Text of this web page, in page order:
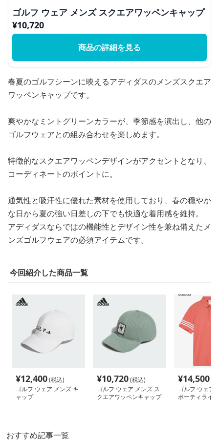
ゴルフ ウェア メンズ スクエアワッペンキャップ
¥10,720
商品の詳細を見る
春夏のゴルフシーンに映えるアディダスのメンズスクエア
ワッペンキャップです。
爽やかなミントグリーンカラーが、季節感を演出し、他の
ゴルフウェアとの組み合わせを楽しめます。
特徴的なスクエアワッペンデザインがアクセントとなり、
コーディネートのポイントに。
通気性と吸汗性に優れた素材を使用しており、春の穏やか
な日から夏の強い日差しの下でも快適な着用感を維持。
アディダスならではの機能性とデザイン性を兼ね備えたメ
ンズゴルフウェアの必須アイテムです。
今回紹介した商品一覧
¥12,400(税込)
ゴルフ ウェア メンズ キ
ャップ
¥10,720(税込)
ゴルフ ウェア メンズ ス
クエアワッペンキャップ
¥14,500
ゴルフ ウェア
ポーティライ
おすすめ記事一覧